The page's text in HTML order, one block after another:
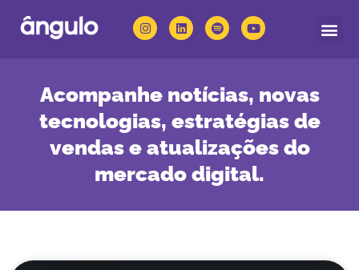
Acompanhe notícias, novas
tecnologias, estratégias de
vendas e atualizações do
mercado digital.